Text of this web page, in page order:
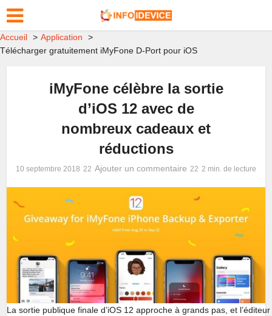
Accueil
Application
Télécharger gratuitement iMyFone D-Port pour iOS
iMyFone célèbre la sortie
d’iOS 12 avec de
nombreux cadeaux et
réductions
10 septembre 2018 Ajouter un commentaire 2 min. de lecture
La sortie publique finale d’iOS 12 approche à grands pas, et